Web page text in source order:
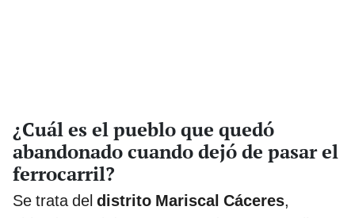
¿Cuál es el pueblo que quedó
abandonado cuando dejó de pasar el
ferrocarril?
Se trata del distrito Mariscal Cáceres,